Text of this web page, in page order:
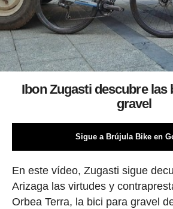
Ibon Zugasti descubre las
gravel
Sigue a Brújula Bike en
En este vídeo, Zugasti sigue
Arizaga las virtudes y
Orbea Terra, la bici para gravel